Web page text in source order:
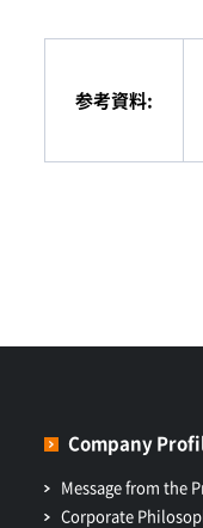
参考資料:
Company
Message from the
Corporate